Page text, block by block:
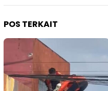
POS TERKAIT